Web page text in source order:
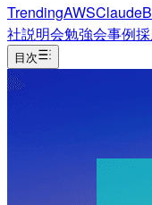
TrendingAWSClaude
社説明会勉強会事例
目次